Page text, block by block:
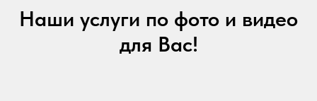
Наши услуги по фото и видео
для Вас!